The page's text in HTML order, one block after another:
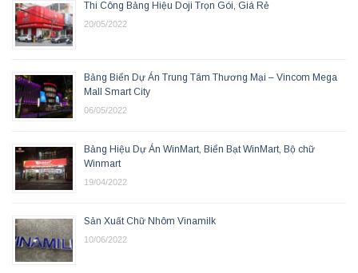
Thi Công Bảng Hiệu Doji Trọn Gói, Giá Rẻ
20/05/2022
Bảng Biển Dự Án Trung Tâm Thương Mại – Vincom Mega
Mall Smart City
06/05/2022
Bảng Hiệu Dự Án WinMart, Biển Bạt WinMart, Bộ chữ
Winmart
19/04/2022
Sản Xuất Chữ Nhôm Vinamilk
10/06/2022